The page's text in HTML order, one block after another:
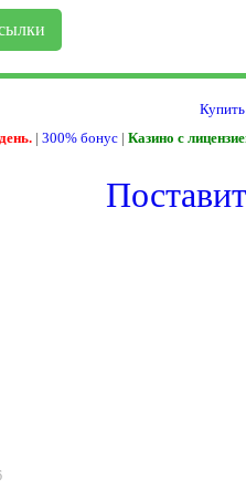
| 300% бонус | Казино с